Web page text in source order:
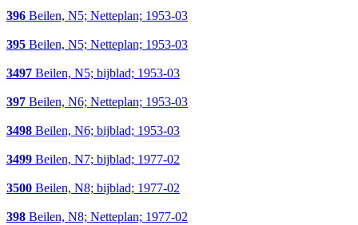
396 Beilen, N5; Netteplan; 1953-03
395 Beilen, N5; Netteplan; 1953-03
3497 Beilen, N5; bijblad; 1953-03
397 Beilen, N6; Netteplan; 1953-03
3498 Beilen, N6; bijblad; 1953-03
3499 Beilen, N7; bijblad; 1977-02
3500 Beilen, N8; bijblad; 1977-02
398 Beilen, N8; Netteplan; 1977-02